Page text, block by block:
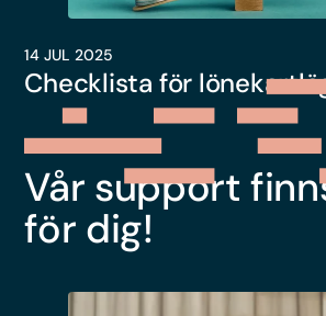
14 JUL 2025
Checklista för
Vår support
för dig!